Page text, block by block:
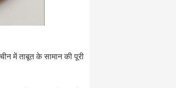
में ताबूत के सामान की पूरी